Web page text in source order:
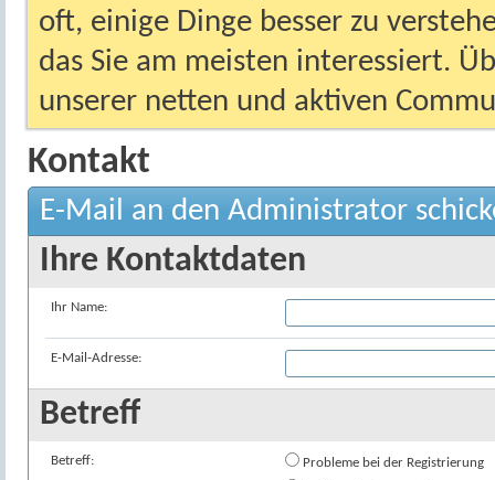
oft, einige Dinge besser zu
das Sie am meisten interessiert.
unserer netten und aktiven
Kontakt
E-Mail an den Administrator
Ihre Kontaktdaten
Ihr Name:
E-Mail-Adresse:
Betreff
Betreff:
Probleme bei der Registrierung